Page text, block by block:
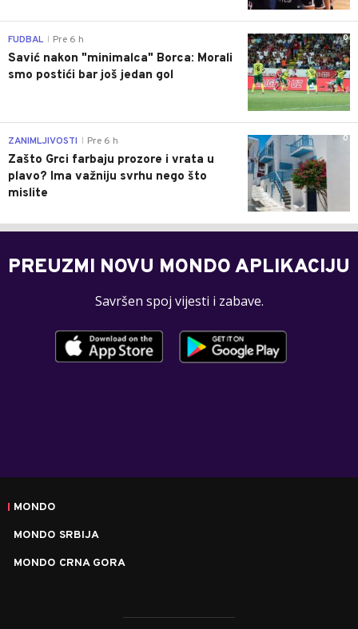
0
FUDBAL Pre 6 h
Savić nakon "minimalca" Borca: Morali
smo postići bar još jedan gol
0
ZANIMLJIVOSTI Pre 6 h
Zašto Grci farbaju prozore i vrata u
plavo? Ima važniju svrhu nego što
mislite
PREUZMI NOVU MONDO APLIKACIJU
Savršen spoj vijesti i zabave.
MONDO
MONDO SRBIJA
MONDO CRNA GORA